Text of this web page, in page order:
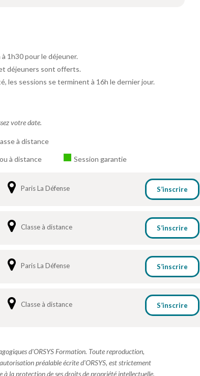
1h30 pour le déjeuner.
déjeuners sont offerts.
les sessions se terminent à 16h le dernier jour.
votre date.
à distance
à distance Session garantie
Paris La Défense S’inscrire
Classe à distance S’inscrire
Paris La Défense S’inscrire
Classe à distance S’inscrire
d'ORSYS Formation. Toute reproduction,
préalable écrite d'ORSYS, est strictement
à la protection de ses droits de propriété intellectuelle.